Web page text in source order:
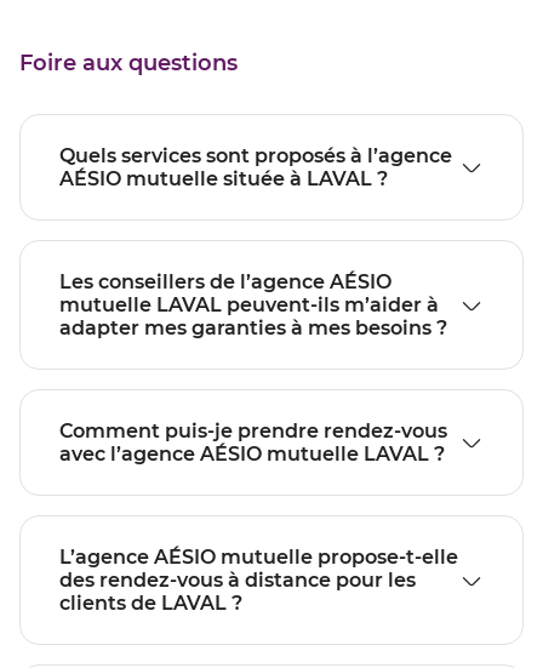
Foire aux questions
Quels services sont proposés à l’agence
AÉSIO mutuelle située à LAVAL ?
Les conseillers de l’agence AÉSIO
mutuelle LAVAL peuvent-ils m’aider à
adapter mes garanties à mes besoins ?
Comment puis-je prendre rendez-vous
avec l’agence AÉSIO mutuelle LAVAL ?
L’agence AÉSIO mutuelle propose-t-elle
des rendez-vous à distance pour les
clients de LAVAL ?